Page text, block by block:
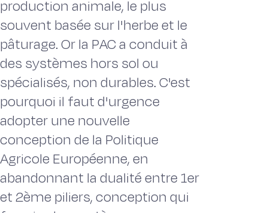
production animale, le plus
souvent basée sur l'herbe et le
pâturage. Or la PAC a conduit à
des systèmes hors sol ou
spécialisés, non durables. C'est
pourquoi il faut d'urgence
adopter une nouvelle
conception de la Politique
Agricole Européenne, en
abandonnant la dualité entre 1er
et 2ème piliers, conception qui